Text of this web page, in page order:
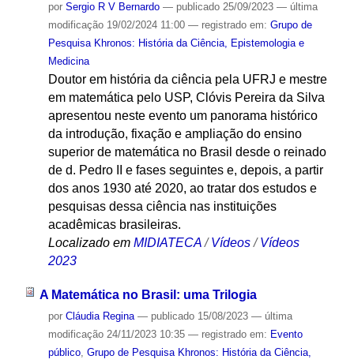
por Sergio R V Bernardo — publicado25/09/2023 — última
modificação19/02/2024 11:00 — registrado em: Grupo de
Pesquisa Khronos: História da Ciência, Epistemologia e
Medicina
Doutor em história da ciência pela UFRJ e mestre
em matemática pelo USP, Clóvis Pereira da Silva
apresentou neste evento um panorama histórico
da introdução, fixação e ampliação do ensino
superior de matemática no Brasil desde o reinado
de d. Pedro II e fases seguintes e, depois, a partir
dos anos 1930 até 2020, ao tratar dos estudos e
pesquisas dessa ciência nas instituições
acadêmicas brasileiras.
Localizado em MIDIATECA /Vídeos /Vídeos
2023
A Matemática no Brasil: uma Trilogia
por Cláudia Regina — publicado15/08/2023 — última
modificação24/11/2023 10:35 — registrado em: Evento
público, Grupo de Pesquisa Khronos: História da Ciência,